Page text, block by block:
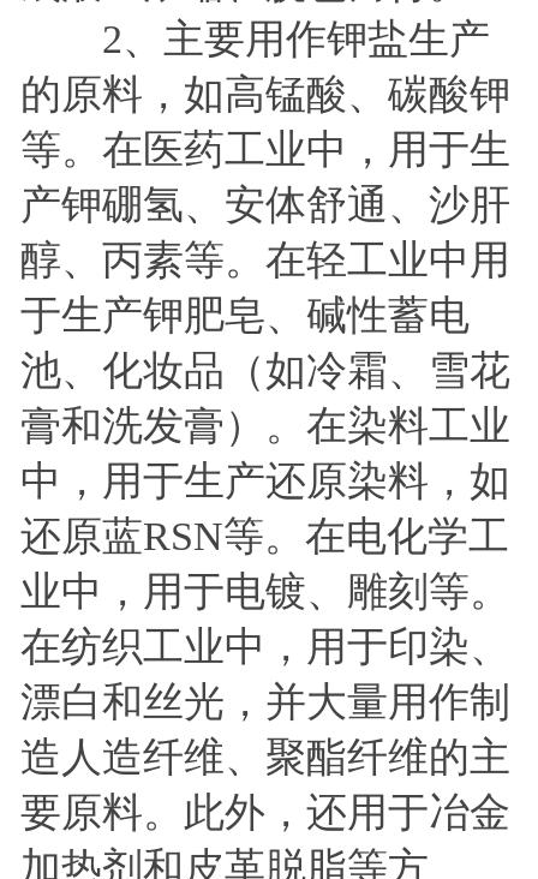
2、主要用作钾盐生产
的原料，如高锰酸、碳酸钾
等。在医药工业中，用于生
产钾硼氢、安体舒通、沙肝
醇、丙素等。在轻工业中用
于生产钾肥皂、碱性蓄电
池、化妆品（如冷霜、雪花
膏和洗发膏）。在染料工业
中，用于生产还原染料，如
还原蓝RSN等。在电化学工
业中，用于电镀、雕刻等。
在纺织工业中，用于印染、
漂白和丝光，并大量用作制
造人造纤维、聚酯纤维的主
要原料。此外，还用于冶金
加热剂和皮革脱脂等方